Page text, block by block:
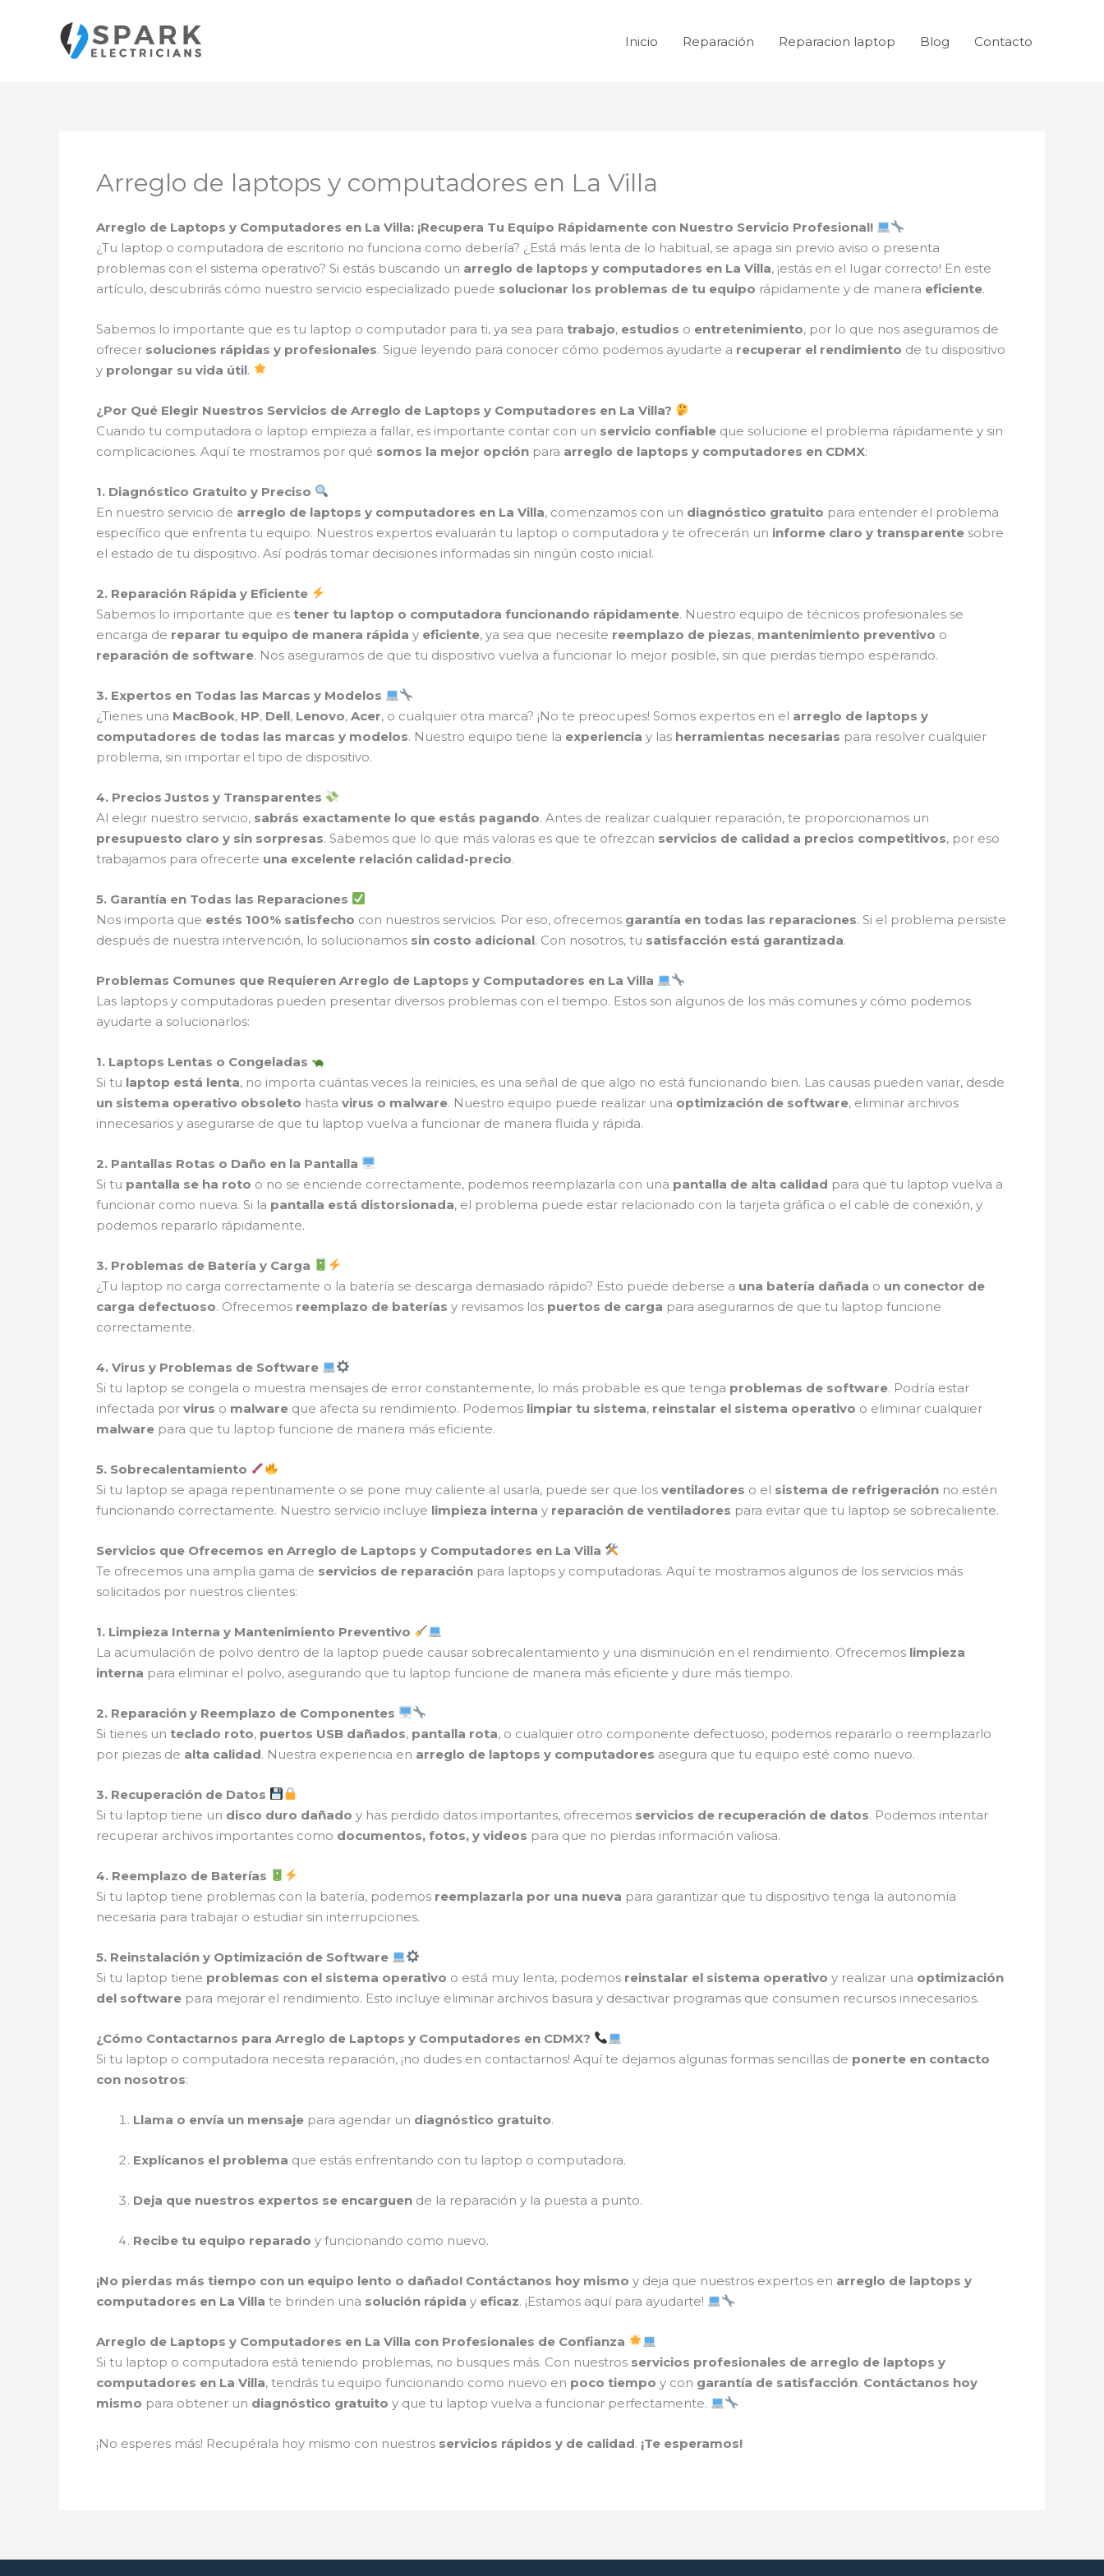
contenido
Inicio Reparación Reparacion laptop Blog Contacto
Arreglo de laptops y computadores en La Villa
Arreglo de Laptops y Computadores en La Villa: ¡Recupera Tu Equipo Rápidamente con Nuestro Servicio Profesional!
¿Tu laptop o computadora de escritorio no funciona como debería? ¿Está más lenta de lo habitual, se apaga sin previo aviso o presenta
problemas con el sistema operativo? Si estás buscando un arreglo de laptops y computadores en La Villa, ¡estás en el lugar correcto! En este
artículo, descubrirás cómo nuestro servicio especializado puede solucionar los problemas de tu equipo rápidamente y de manera eficiente.
Sabemos lo importante que es tu laptop o computador para ti, ya sea para trabajo, estudios o entretenimiento, por lo que nos aseguramos de
ofrecer soluciones rápidas y profesionales. Sigue leyendo para conocer cómo podemos ayudarte a recuperar el rendimiento de tu dispositivo
y prolongar su vida útil.
¿Por Qué Elegir Nuestros Servicios de Arreglo de Laptops y Computadores en La Villa?
Cuando tu computadora o laptop empieza a fallar, es importante contar con un servicio confiable que solucione el problema rápidamente y sin
complicaciones. Aquí te mostramos por qué somos la mejor opción para arreglo de laptops y computadores en CDMX:
1. Diagnóstico Gratuito y Preciso
En nuestro servicio de arreglo de laptops y computadores en La Villa, comenzamos con un diagnóstico gratuito para entender el problema
específico que enfrenta tu equipo. Nuestros expertos evaluarán tu laptop o computadora y te ofrecerán un informe claro y transparente sobre
el estado de tu dispositivo. Así podrás tomar decisiones informadas sin ningún costo inicial.
2. Reparación Rápida y Eficiente
Sabemos lo importante que es tener tu laptop o computadora funcionando rápidamente. Nuestro equipo de técnicos profesionales se
encarga de reparar tu equipo de manera rápida y eficiente, ya sea que necesite reemplazo de piezas, mantenimiento preventivo o
reparación de software. Nos aseguramos de que tu dispositivo vuelva a funcionar lo mejor posible, sin que pierdas tiempo esperando.
3. Expertos en Todas las Marcas y Modelos
¿Tienes una MacBook, HP, Dell, Lenovo, Acer, o cualquier otra marca? ¡No te preocupes! Somos expertos en el arreglo de laptops y
computadores de todas las marcas y modelos. Nuestro equipo tiene la experiencia y las herramientas necesarias para resolver cualquier
problema, sin importar el tipo de dispositivo.
4. Precios Justos y Transparentes
Al elegir nuestro servicio, sabrás exactamente lo que estás pagando. Antes de realizar cualquier reparación, te proporcionamos un
presupuesto claro y sin sorpresas. Sabemos que lo que más valoras es que te ofrezcan servicios de calidad a precios competitivos, por eso
trabajamos para ofrecerte una excelente relación calidad-precio.
5. Garantía en Todas las Reparaciones
Nos importa que estés 100% satisfecho con nuestros servicios. Por eso, ofrecemos garantía en todas las reparaciones. Si el problema persiste
después de nuestra intervención, lo solucionamos sin costo adicional. Con nosotros, tu satisfacción está garantizada.
Problemas Comunes que Requieren Arreglo de Laptops y Computadores en La Villa
Las laptops y computadoras pueden presentar diversos problemas con el tiempo. Estos son algunos de los más comunes y cómo podemos
ayudarte a solucionarlos:
1. Laptops Lentas o Congeladas
Si tu laptop está lenta, no importa cuántas veces la reinicies, es una señal de que algo no está funcionando bien. Las causas pueden variar, desde
un sistema operativo obsoleto hasta virus o malware. Nuestro equipo puede realizar una optimización de software, eliminar archivos
innecesarios y asegurarse de que tu laptop vuelva a funcionar de manera fluida y rápida.
2. Pantallas Rotas o Daño en la Pantalla
Si tu pantalla se ha roto o no se enciende correctamente, podemos reemplazarla con una pantalla de alta calidad para que tu laptop vuelva a
funcionar como nueva. Si la pantalla está distorsionada, el problema puede estar relacionado con la tarjeta gráfica o el cable de conexión, y
podemos repararlo rápidamente.
3. Problemas de Batería y Carga
¿Tu laptop no carga correctamente o la batería se descarga demasiado rápido? Esto puede deberse a una batería dañada o un conector de
carga defectuoso. Ofrecemos reemplazo de baterías y revisamos los puertos de carga para asegurarnos de que tu laptop funcione
correctamente.
4. Virus y Problemas de Software
Si tu laptop se congela o muestra mensajes de error constantemente, lo más probable es que tenga problemas de software. Podría estar
infectada por virus o malware que afecta su rendimiento. Podemos limpiar tu sistema, reinstalar el sistema operativo o eliminar cualquier
malware para que tu laptop funcione de manera más eficiente.
5. Sobrecalentamiento
Si tu laptop se apaga repentinamente o se pone muy caliente al usarla, puede ser que los ventiladores o el sistema de refrigeración no estén
funcionando correctamente. Nuestro servicio incluye limpieza interna y reparación de ventiladores para evitar que tu laptop se sobrecaliente.
Servicios que Ofrecemos en Arreglo de Laptops y Computadores en La Villa
Te ofrecemos una amplia gama de servicios de reparación para laptops y computadoras. Aquí te mostramos algunos de los servicios más
solicitados por nuestros clientes:
1. Limpieza Interna y Mantenimiento Preventivo
La acumulación de polvo dentro de la laptop puede causar sobrecalentamiento y una disminución en el rendimiento. Ofrecemos limpieza
interna para eliminar el polvo, asegurando que tu laptop funcione de manera más eficiente y dure más tiempo.
2. Reparación y Reemplazo de Componentes
Si tienes un teclado roto, puertos USB dañados, pantalla rota, o cualquier otro componente defectuoso, podemos repararlo o reemplazarlo
por piezas de alta calidad. Nuestra experiencia en arreglo de laptops y computadores asegura que tu equipo esté como nuevo.
3. Recuperación de Datos
Si tu laptop tiene un disco duro dañado y has perdido datos importantes, ofrecemos servicios de recuperación de datos. Podemos intentar
recuperar archivos importantes como documentos, fotos, y videos para que no pierdas información valiosa.
4. Reemplazo de Baterías
Si tu laptop tiene problemas con la batería, podemos reemplazarla por una nueva para garantizar que tu dispositivo tenga la autonomía
necesaria para trabajar o estudiar sin interrupciones.
5. Reinstalación y Optimización de Software
Si tu laptop tiene problemas con el sistema operativo o está muy lenta, podemos reinstalar el sistema operativo y realizar una optimización
del software para mejorar el rendimiento. Esto incluye eliminar archivos basura y desactivar programas que consumen recursos innecesarios.
¿Cómo Contactarnos para Arreglo de Laptops y Computadores en CDMX?
Si tu laptop o computadora necesita reparación, ¡no dudes en contactarnos! Aquí te dejamos algunas formas sencillas de ponerte en contacto
con nosotros:
Llama o envía un mensaje para agendar un diagnóstico gratuito.
Explícanos el problema que estás enfrentando con tu laptop o computadora.
Deja que nuestros expertos se encarguen de la reparación y la puesta a punto.
Recibe tu equipo reparado y funcionando como nuevo.
¡No pierdas más tiempo con un equipo lento o dañado! Contáctanos hoy mismo y deja que nuestros expertos en arreglo de laptops y
computadores en La Villa te brinden una solución rápida y eficaz. ¡Estamos aquí para ayudarte!
Arreglo de Laptops y Computadores en La Villa con Profesionales de Confianza
Si tu laptop o computadora está teniendo problemas, no busques más. Con nuestros servicios profesionales de arreglo de laptops y
computadores en La Villa, tendrás tu equipo funcionando como nuevo en poco tiempo y con garantía de satisfacción. Contáctanos hoy
mismo para obtener un diagnóstico gratuito y que tu laptop vuelva a funcionar perfectamente.
¡No esperes más! Recupérala hoy mismo con nuestros servicios rápidos y de calidad. ¡Te esperamos!